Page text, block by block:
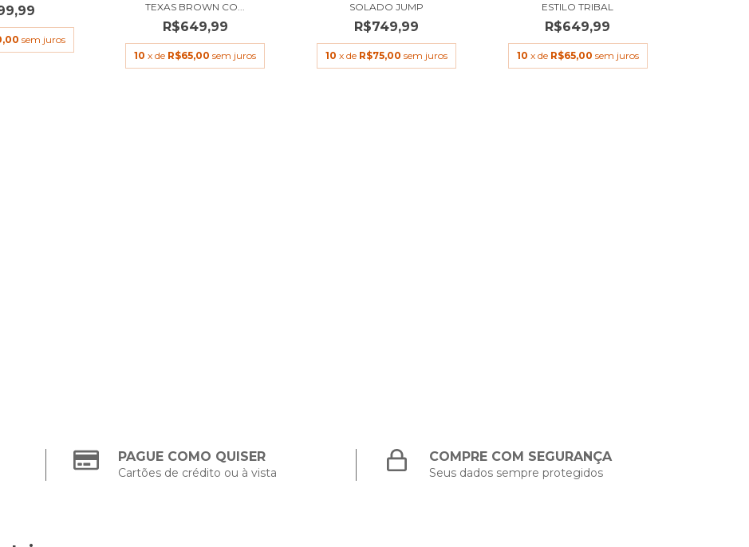
sem juros
TEXAS BROWN CO...
R$649,99
10 x de R$65,00 sem juros
SOLADO JUMP
R$749,99
10 x de R$75,00 sem juros
ESTILO TRIBAL
R$649,99
10 x de R$65,00 sem juros
PAGUE COMO QUISER
Cartões de crédito ou à vista
COMPRE COM SEGURANÇA
Seus dados sempre protegidos